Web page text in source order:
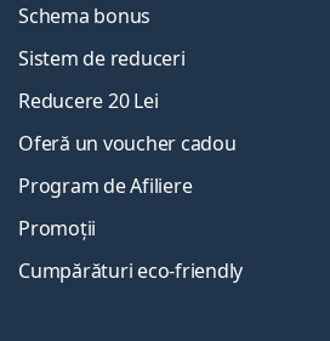
Schema bonus
Sistem de reduceri
Reducere 20 Lei
Oferă un voucher cadou
Program de Afiliere
Promoții
Cumpărături eco-friendly